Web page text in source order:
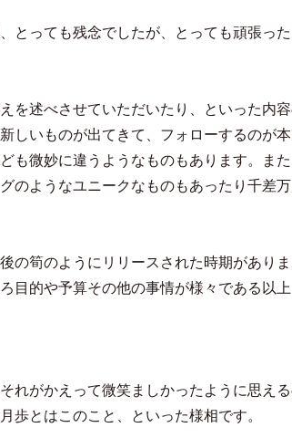
っても残念でしたが、とっても頑張った
を述べさせていただいたり、といった内
いものが出てきて、フォローするのが本
も微妙に違うようなものもあります。ま
のようなユニークなものもあったり千差
筍のようにリリースされた時期がありま
目的や予算その他の事情が様々である以
れがかえって微笑ましかったように思え
とはこのこと、といった様相です。